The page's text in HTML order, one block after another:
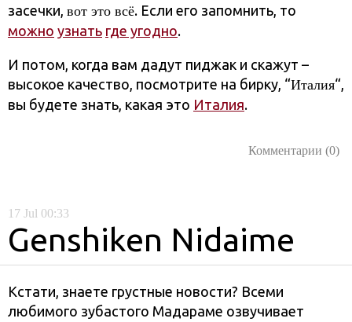
засечки, вот это всё. Если его запомнить, то
можно узнать где угодно.
И потом, когда вам дадут пиджак и скажут –
высокое качество, посмотрите на бирку, “Италия“,
вы будете знать, какая это Италия.
Комментарии (0)
17 Jul 00:33
Genshiken Nidaime
Кстати, знаете грустные новости? Всеми
любимого зубастого Мадараме озвучивает